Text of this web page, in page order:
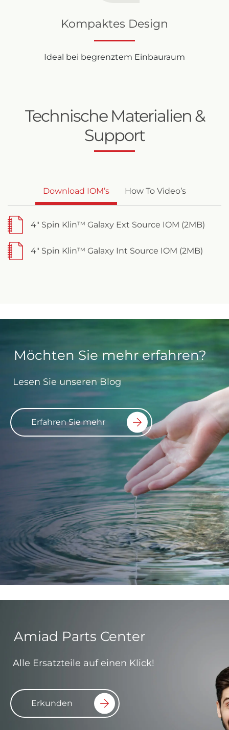
Kompaktes Design
Ideal bei begrenztem Einbauraum
Technische Materialien &
Support
Download IOM’s How To Video’s
4" Spin Klin™ Galaxy Ext Source IOM (2MB)
4" Spin Klin™ Galaxy Int Source IOM (2MB)
Möchten Sie mehr erfahren?
Lesen Sie unseren Blog
Erfahren Sie mehr
Amiad Parts Center
Alle Ersatzteile auf einen Klick!
Erkunden